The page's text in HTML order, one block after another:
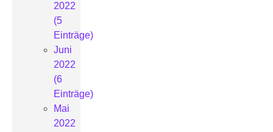
2022
(5
Einträge)
Juni
2022
(6
Einträge)
Mai
2022